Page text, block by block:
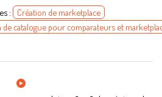
: Création de marketplace
de catalogue pour comparateurs et